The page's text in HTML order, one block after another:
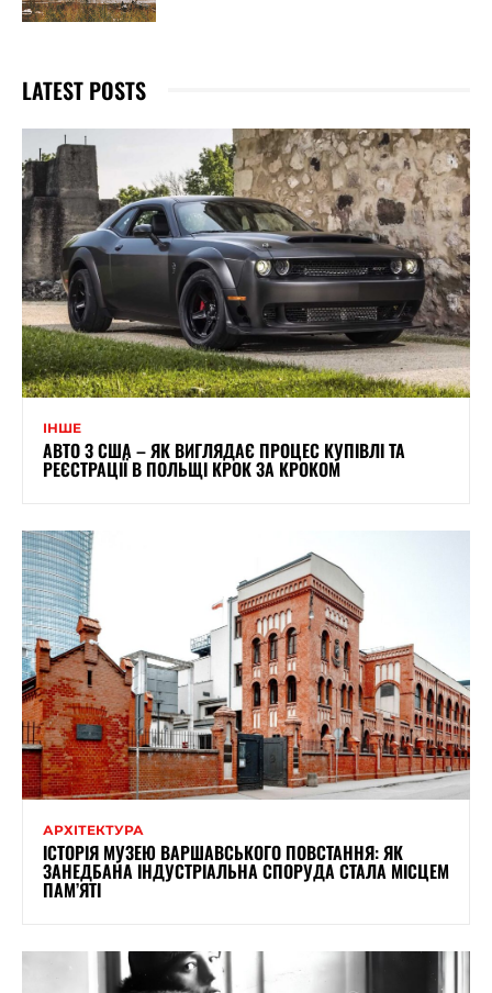
LATEST POSTS
ІНШЕ
АВТО З США – ЯК ВИГЛЯДАЄ ПРОЦЕС КУПІВЛІ ТА
РЕЄСТРАЦІЇ В ПОЛЬЩІ КРОК ЗА КРОКОМ
АРХІТЕКТУРА
ІСТОРІЯ МУЗЕЮ ВАРШАВСЬКОГО ПОВСТАННЯ: ЯК
ЗАНЕДБАНА ІНДУСТРІАЛЬНА СПОРУДА СТАЛА МІСЦЕМ
ПАМ’ЯТІ